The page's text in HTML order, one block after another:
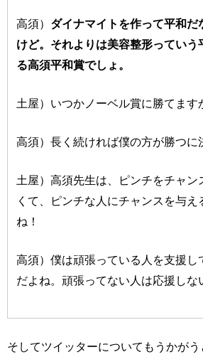
高須） ダイナマイトを作って平和だ
けど。それよりは美容整形っていう
る高須平和賞でしょ。
土屋）いつかノーベル賞に勝てます
高須）長く続ければ僕の方が勝つに
土屋）高須先生は、ピンチをチャン
くて、ピンチな人にチャンスを与え
ね！
高須）僕は頑張っている人を支援し
だよね。頑張ってない人は応援しな
そしてツイッターについてもうかがう